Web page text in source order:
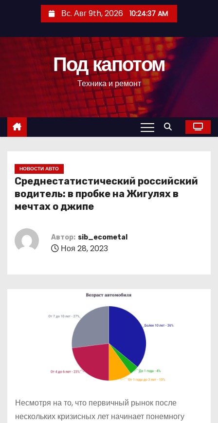
с
Вс. Авг 9th, 2026 10:24:38 AM
Под капотом
Техника и ремонт
НОВОСТИ АВТО
Среднестатистический российский
водитель: в пробке на Жигулях в
мечтах о джипе
Автор: sib_ecometal
Ноя 28, 2023
Несмотря на то, что первичный рынок после
нескольких кризисных лет начинает понемногу